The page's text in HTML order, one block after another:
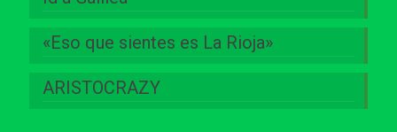
«Eso que sientes es La Rioja»
ARISTOCRAZY